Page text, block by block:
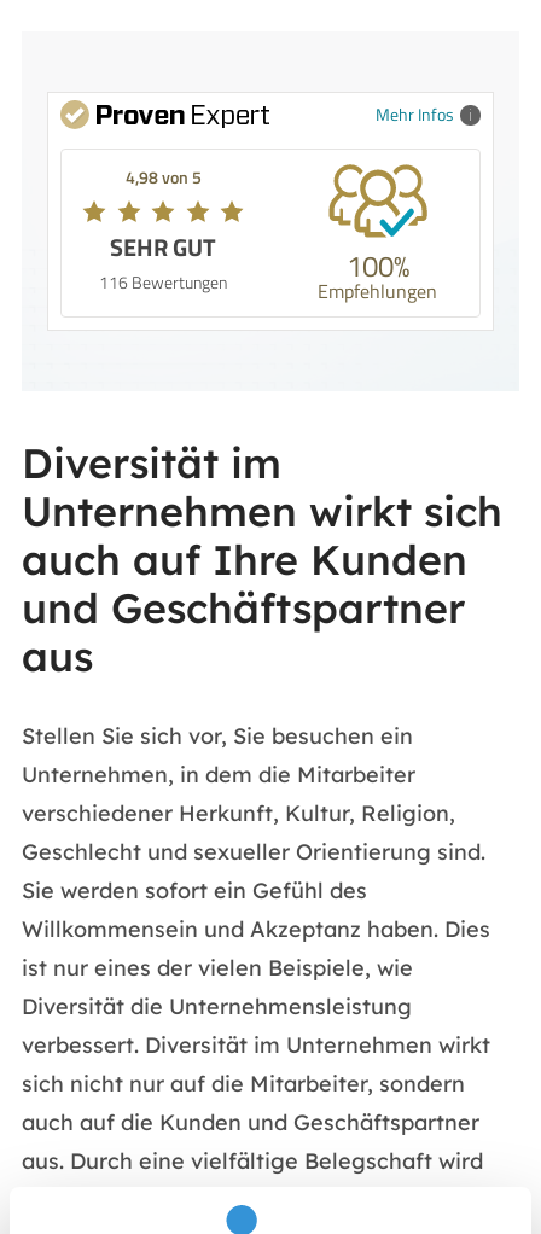
Mehr Infos
4,98 von 5
SEHR GUT
116 Bewertungen 100%
Empfehlungen
Diversität im
Unternehmen wirkt sich
auch auf Ihre Kunden
und Geschäftspartner
aus
Stellen Sie sich vor, Sie besuchen ein
Unternehmen, in dem die Mitarbeiter
verschiedener Herkunft, Kultur, Religion,
Geschlecht und sexueller Orientierung sind.
Sie werden sofort ein Gefühl des
Willkommensein und Akzeptanz haben. Dies
ist nur eines der vielen Beispiele, wie
Diversität die Unternehmensleistung
verbessert. Diversität im Unternehmen wirkt
sich nicht nur auf die Mitarbeiter, sondern
auch auf die Kunden und Geschäftspartner
aus. Durch eine vielfältige Belegschaft wird
das Unternehmen offener für neue Ideen und